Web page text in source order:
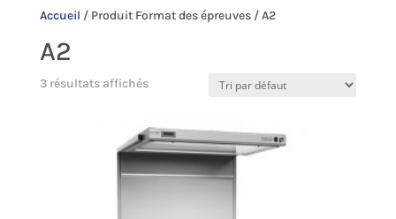
Accueil / Produit Format des épreuves/A2
A2
3 résultats affichés